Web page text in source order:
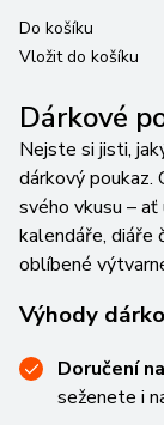
Do košíku
Vložit do košíku
Dárkové
Nejste si jisti,
dárkový poukaz.
svého vkusu –
kalendáře, diáře
oblíbené
Výhody
Doručení
seženete i